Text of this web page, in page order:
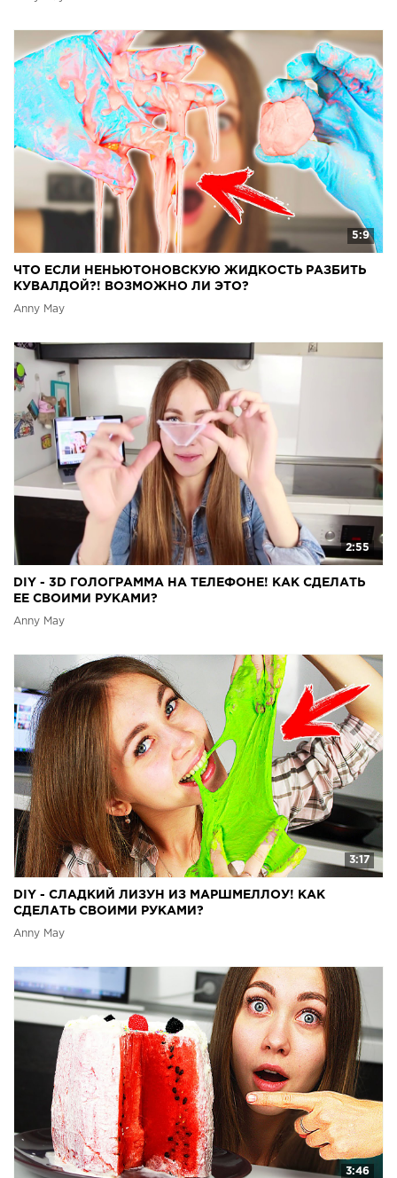
5:9
ЧТО ЕСЛИ НЕНЬЮТОНОВСКУЮ ЖИДКОСТЬ РАЗБИТЬ
КУВАЛДОЙ?! ВОЗМОЖНО ЛИ ЭТО?
Anny May
2:55
DIY - 3D ГОЛОГРАММА НА ТЕЛЕФОНЕ! КАК СДЕЛАТЬ
ЕЕ СВОИМИ РУКАМИ?
Anny May
3:17
DIY - СЛАДКИЙ ЛИЗУН ИЗ МАРШМЕЛЛОУ! КАК
СДЕЛАТЬ СВОИМИ РУКАМИ?
Anny May
3:46